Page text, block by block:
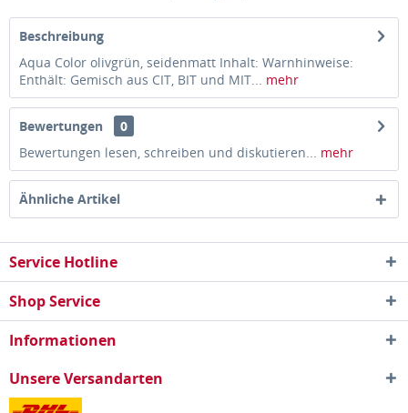
Beschreibung
Aqua Color olivgrün, seidenmatt Inhalt: Warnhinweise:
Enthält: Gemisch aus CIT, BIT und MIT... mehr
Bewertungen
0
Bewertungen lesen, schreiben und diskutieren... mehr
Ähnliche Artikel
Service Hotline
Shop Service
Informationen
Unsere Versandarten